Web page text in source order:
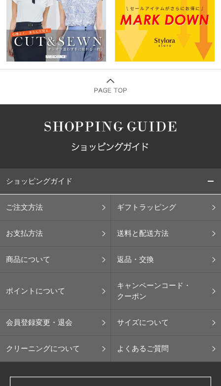
ショッピングガイド
ご注文方法 ギフトラッピング
お支払方法 送料と配送方法
商品について 返品・交換
ポイントについて
キャンペーンコード・
クーポン
会員登録変更・退会 サイズについて
クリーニングについて よくあるご質問